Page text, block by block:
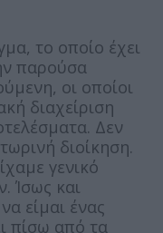
το οποίο έχει
παρούσα
οι οποίοι
διαχείριση
Δεν
διοίκηση.
γενικό
Ίσως και
είμαι ένας
πίσω από τα